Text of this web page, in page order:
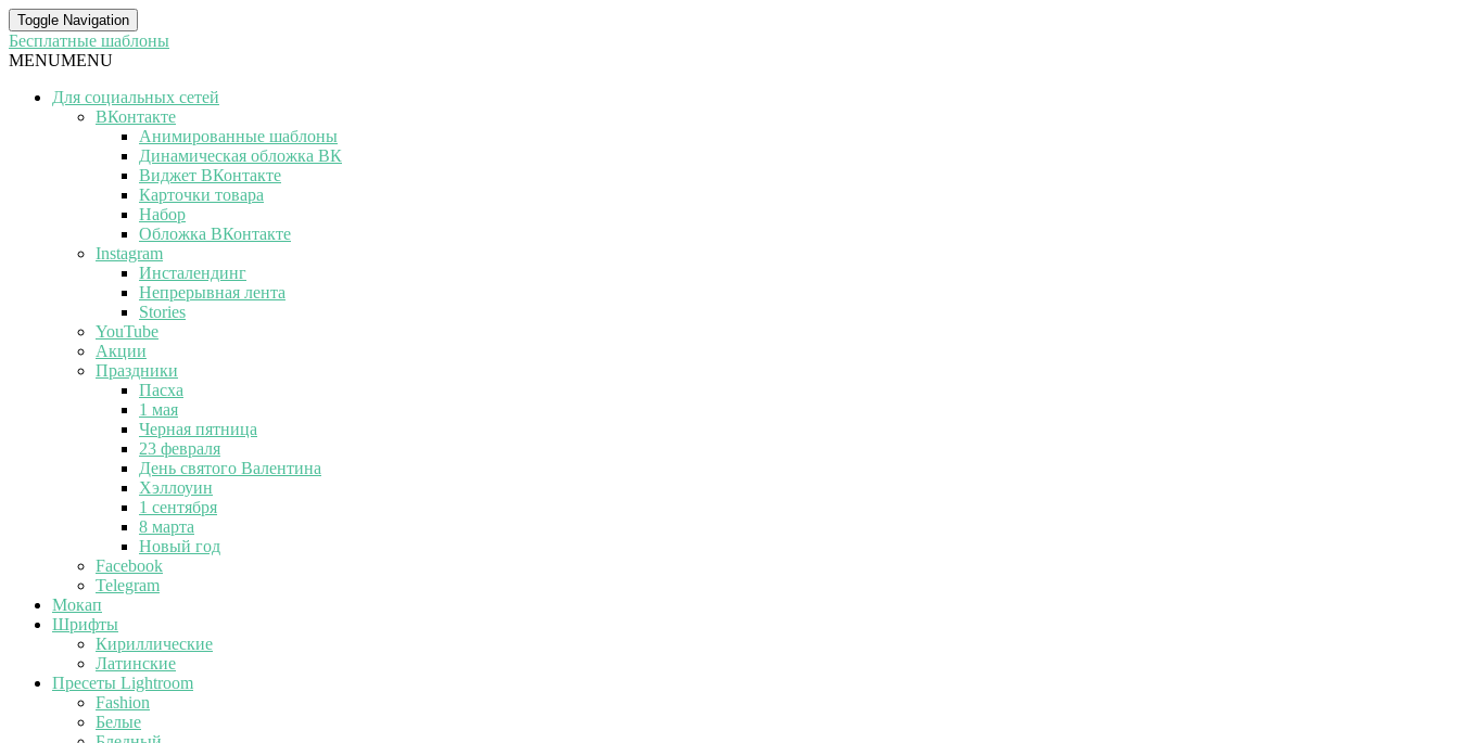
Toggle Navigation
Бесплатные шаблоны
MENUMENU
Для социальных сетей
ВКонтакте
Анимированные шаблоны
Динамическая обложка ВК
Виджет ВКонтакте
Карточки товара
Набор
Обложка ВКонтакте
Instagram
Инсталендинг
Непрерывная лента
Stories
YouTube
Акции
Праздники
Пасха
1 мая
Черная пятница
23 февраля
День святого Валентина
Хэллоуин
1 сентября
8 марта
Новый год
Facebook
Telegram
Мокап
Шрифты
Кириллические
Латинские
Пресеты Lightroom
Fashion
Белые